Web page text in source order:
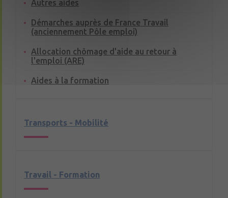
Autres aides
Démarches auprès de France Travail
(anciennement Pôle emploi)
Allocation chômage d'aide au retour à
l'emploi (ARE)
Aides à la formation
Transports - Mobilité
Travail - Formation